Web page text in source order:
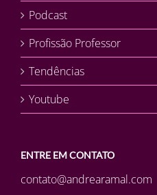
Podcast
Profissão Professor
Tendências
Youtube
ENTRE EM CONTATO
contato@andrearamal.com